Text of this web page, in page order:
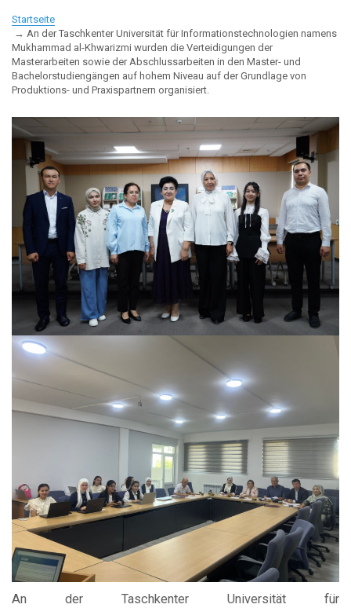
Startseite
An der Taschkenter Universität für Informationstechnologien namens
Mukhammad al-Khwarizmi wurden die Verteidigungen der
Masterarbeiten sowie der Abschlussarbeiten in den Master- und
Bachelorstudiengängen auf hohem Niveau auf der Grundlage von
Produktions- und Praxispartnern organisiert.
An der Taschkenter Universität für